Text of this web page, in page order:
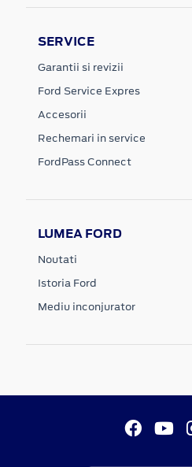
SERVICE
Garantii si revizii
Ford Service Expres
Accesorii
Rechemari in service
FordPass Connect
LUMEA FORD
Noutati
Istoria Ford
Mediu inconjurator